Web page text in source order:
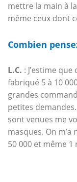
mettre la main à
même ceux dont
Combien
L.C. : J’estime
fabriqué 5 à 10
grandes
petites
sont venues me
masques. On
50 000 et même